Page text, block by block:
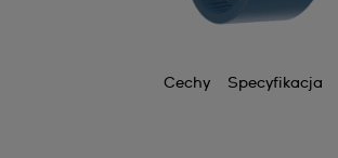
Cechy Specyfikacja